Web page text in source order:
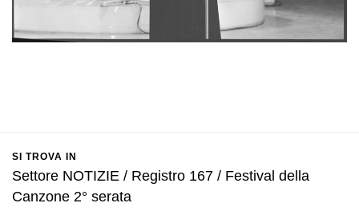
SI TROVA IN
Settore NOTIZIE / Registro 167 / Festival della
Canzone 2° serata